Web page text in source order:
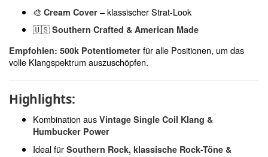
🎨 Cream Cover – klassischer Strat-Look
🇺🇸Southern Crafted & American Made
Empfohlen: 500k Potentiometer für alle Positionen, um das
volle Klangspektrum auszuschöpfen.
Highlights:
Kombination aus Vintage Single Coil Klang &
Humbucker Power
Ideal für Southern Rock, klassische Rock-Töne &